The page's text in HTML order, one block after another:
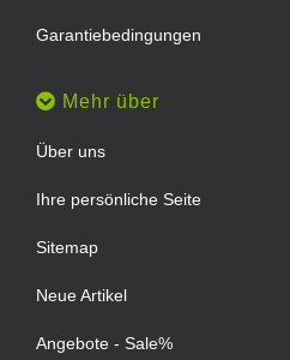
Garantiebedingungen
Mehr über
Über uns
Ihre persönliche Seite
Sitemap
Neue Artikel
Angebote - Sale%